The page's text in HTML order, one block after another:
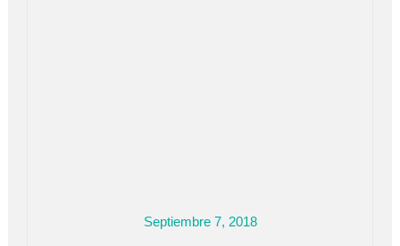
Septiembre 7, 2018